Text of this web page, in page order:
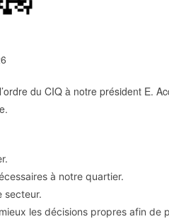
du CIQ à notre président E.
à notre quartier.
secteur.
les décisions propres afin de